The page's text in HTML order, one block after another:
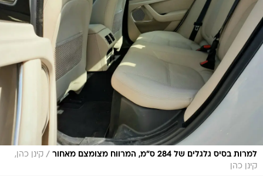
למרות בסיס גלגלים של 284 ס"מ, המרווח מצומצם מאחור / קינן כהן,
קינן כהן